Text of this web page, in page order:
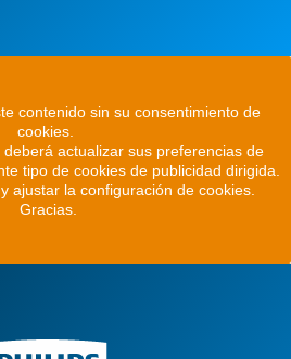
contenido sin su consentimiento de
cookies.
actualizar sus preferencias de
tipo de cookies de publicidad dirigida.
ajustar la configuración de cookies.
Gracias.